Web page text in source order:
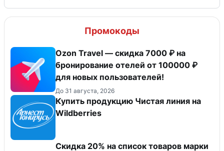
Промокоды
Ozon Travel — скидка 7000 ₽ на
бронирование отелей от 100000 ₽
для новых пользователей!
До 31 августа, 2026
Купить продукцию Чистая линия на
Wildberries
Скидка 20% на список товаров марки